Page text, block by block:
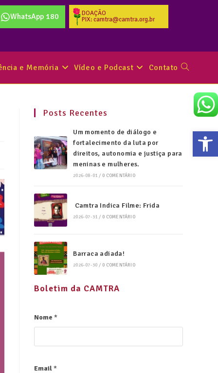
WhatsApp 180
DOAÇÃO
PIX: camtra@camtra.org.br
e Memória Vídeo e Podcast Contato
Posts Recentes
Um momento de diálogo e
fortalecimento da luta por
direitos, autonomia e justiça para
meninas e mulheres.
2026-08-01 / 0 COMENTÁRIO
Camtra Indica Filme: Frida
2026-07-31 / 0 COMENTÁRIO
Barraca adiada!
2026-07-30 / 0 COMENTÁRIO
Boletim da CAMTRA
Nome *
Email*